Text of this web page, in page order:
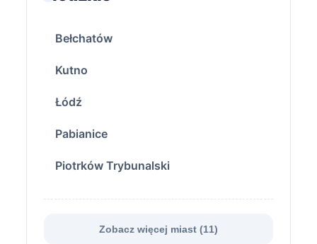
Bełchatów
Kutno
Łódź
Pabianice
Piotrków Trybunalski
Zobacz więcej miast (11)